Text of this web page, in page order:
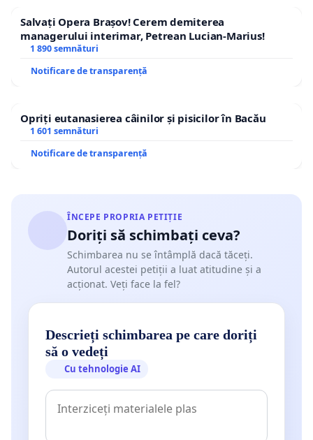
Salvați Opera Brașov! Cerem demiterea
managerului interimar, Petrean Lucian-Marius!
1 890 semnături
Notificare de transparență
Opriți eutanasierea câinilor și pisicilor în Bacău
1 601 semnături
Notificare de transparență
ÎNCEPE PROPRIA PETIȚIE
Doriți să schimbați ceva?
Schimbarea nu se întâmplă dacă tăceți.
Autorul acestei petiții a luat atitudine și a
acționat. Veți face la fel?
Descrieți schimbarea pe care doriți
să o vedeți
Cu tehnologie AI